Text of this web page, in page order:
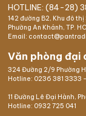
HOTLINE: (84-28)
142 đường B2, Khu đô thị
Phường An Khánh, TP.
Email:
Văn phòng đại
324 Đường 2/9 Phường
Hotline: 0236 381 3333 -
11 Đường Lê Đại Hành,
Hotline: 0932 725 041